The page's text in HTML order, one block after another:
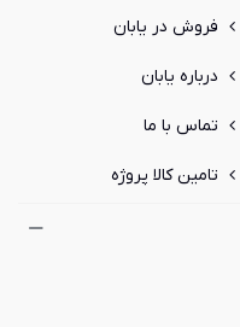
فروش در یابان
درباره یابان
تماس با ما
تامین کالا پروژه